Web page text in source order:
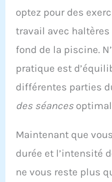
optez pour des
travail avec
fond de la piscine.
pratique est
différentes parties
des séances
Maintenant que
durée et l’intensité
ne vous reste plus